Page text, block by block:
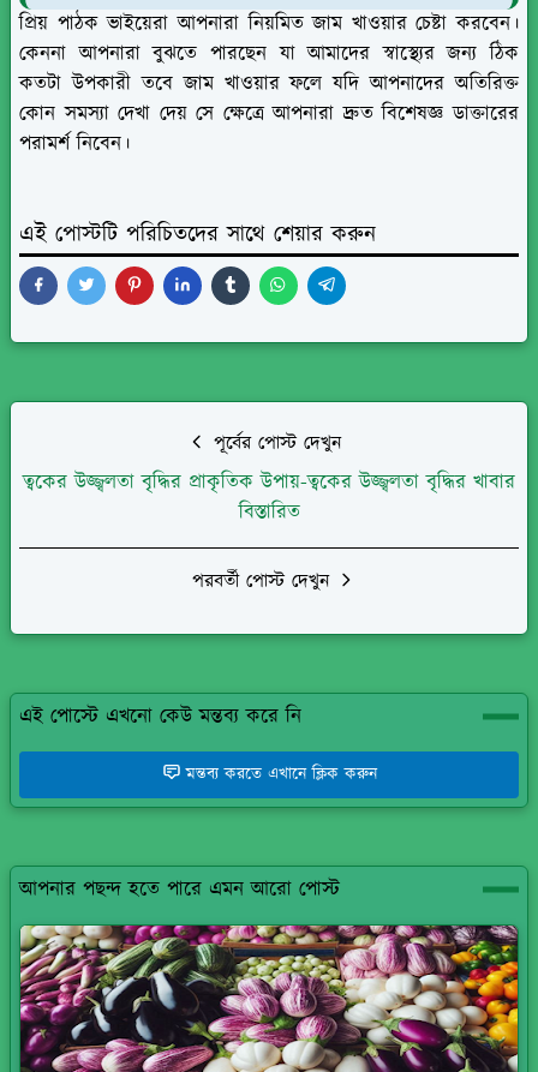
প্রিয় পাঠক ভাইয়েরা আপনারা নিয়মিত জাম খাওয়ার চেষ্টা করবেন।
কেননা আপনারা বুঝতে পারছেন যা আমাদের স্বাস্থ্যের জন্য ঠিক
কতটা উপকারী তবে জাম খাওয়ার ফলে যদি আপনাদের অতিরিক্ত
কোন সমস্যা দেখা দেয় সে ক্ষেত্রে আপনারা দ্রুত বিশেষজ্ঞ ডাক্তারের
পরামর্শ নিবেন।
এই পোস্টটি পরিচিতদের সাথে শেয়ার করুন
পূর্বের পোস্ট দেখুন
ত্বকের উজ্জ্বলতা বৃদ্ধির প্রাকৃতিক উপায়-ত্বকের উজ্জ্বলতা বৃদ্ধির খাবার
বিস্তারিত
পরবর্তী পোস্ট দেখুন
এই পোস্টে এখনো কেউ মন্তব্য করে নি
মন্তব্য করতে এখানে ক্লিক করুন
আপনার পছন্দ হতে পারে এমন আরো পোস্ট